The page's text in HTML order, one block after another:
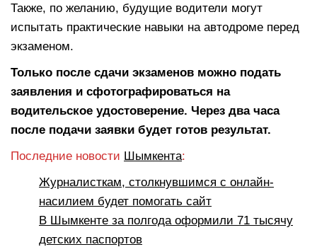
Также, по желанию, будущие водители могут
испытать практические навыки на автодроме перед
экзаменом.
Только после сдачи экзаменов можно подать
заявления и сфотографироваться на
водительское удостоверение. Через два часа
после подачи заявки будет готов результат.
Последние новости Шымкента:
Журналисткам, столкнувшимся с онлайн-
насилием будет помогать сайт
В Шымкенте за полгода оформили 71 тысячу
детских паспортов